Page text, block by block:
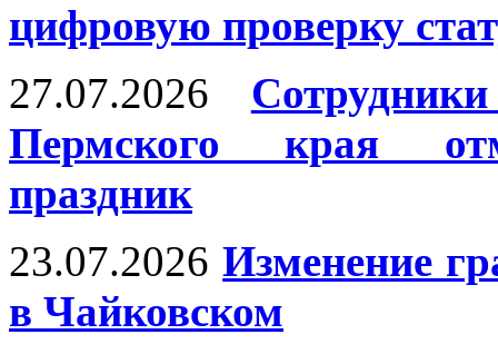
цифровую проверку
27.07.2026
Пермского края
праздник
23.07.2026 Изменение
в Чайковском